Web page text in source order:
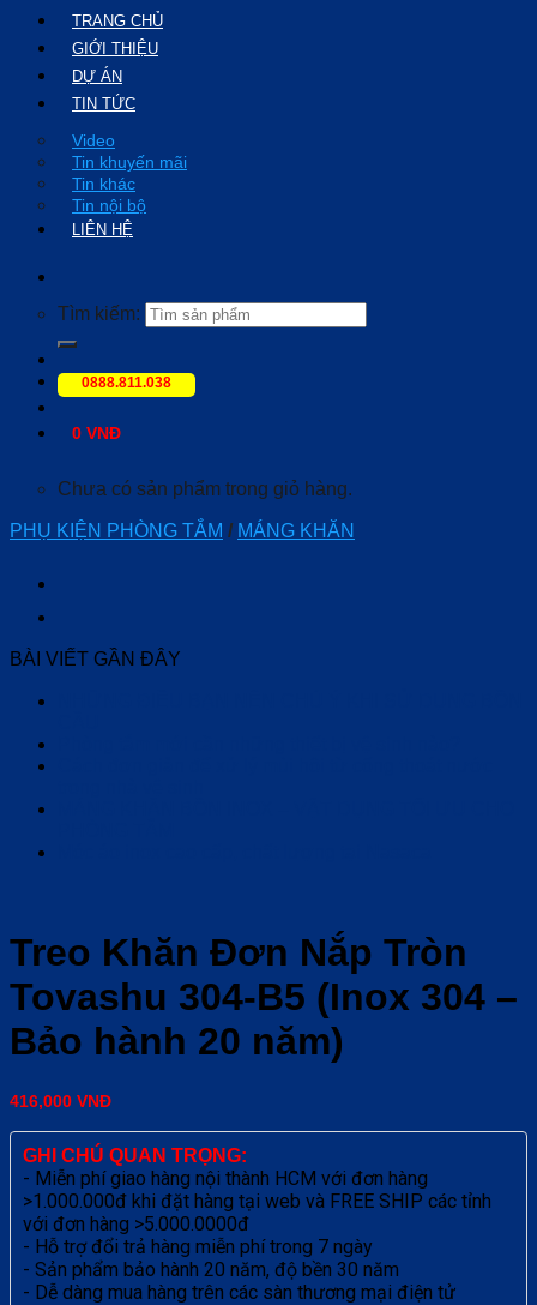
TRANG CHỦ
GIỚI THIỆU
DỰ ÁN
TIN TỨC
Video
Tin khuyến mãi
Tin khác
Tin nội bộ
LIÊN HỆ
Tìm kiếm:
0888.811.038
0 VNĐ
Chưa có sản phẩm trong giỏ hàng.
PHỤ KIỆN PHÒNG TẮM / MÁNG KHĂN
BÀI VIẾT GẦN ĐÂY
Treo Khăn Đơn Nắp Tròn
Tovashu 304-B5 (Inox 304 –
Bảo hành 20 năm)
416,000 VNĐ
GHI CHÚ QUAN TRỌNG:
- Miễn phí giao hàng nội thành HCM với đơn hàng
>1.000.000đ khi đặt hàng tại web và FREE SHIP các tỉnh
với đơn hàng >5.000.0000đ
- Hỗ trợ đổi trả hàng miễn phí trong 7 ngày
- Sản phẩm bảo hành 20 năm, độ bền 30 năm
- Dễ dàng mua hàng trên các sàn thương mại điện tử